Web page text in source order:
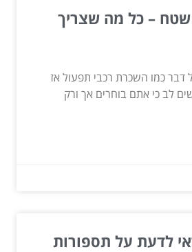
– כל מה שצריך
כמו השכרת רכבי תפעול אז
לב כי אתם בוחרים אך ורק
לדעת על תספורות